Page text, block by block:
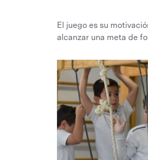
El juego es su
alcanzar una meta de